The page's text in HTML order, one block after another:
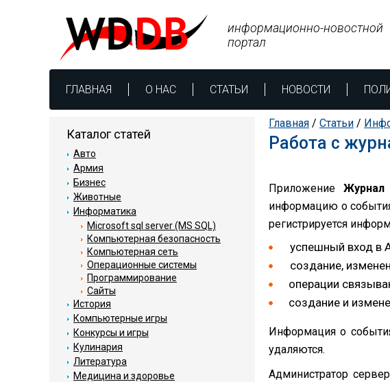
ГЛАВНАЯ О НАС СТАТЬИ НОВОСТИ
информационно-новостной
портал
Главная / Статьи /
Работа с
Приложение Журнал
информацию о
регистрируется
успешный вход в
создание,
операции
создание и
Информация о
удаляются.
Администратор
Каталог статей
Авто
Армия
Бизнес
Животные
Информатика
Microsoft sql server (MS SQL)
Компьютерная безопасность
Компьютерная сеть
Операционные системы
Программирование
Сайты
История
Компьютерные игры
Конкурсы и игры
Кулинария
Литература
Медицина и здоровье